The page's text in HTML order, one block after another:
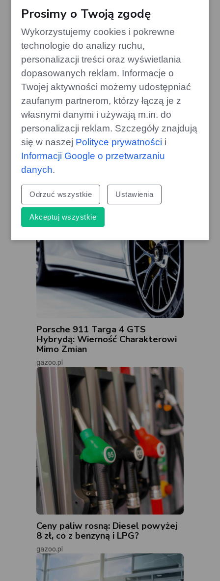
Drewno, których lepiej unikać w
kominku – mogą uszkodzić komin
edithome.pl
Porsche 911 Targa 4 GTS
Hybrydą: Wierność Charakterowi
Mimo Zmian
gazoo.pl
Ceny paliw rosną: Diesel powyżej
8 zł, co z benzyną i LPG?
gazoo.pl
Prosimy o Twoją zgodę
Wykorzystujemy cookies i pokrewne
technologie do analizy ruchu,
personalizacji treści oraz wyświetlania
dopasowanych reklam. Informacje o
Twojej aktywności możemy udostępniać
zaufanym partnerom, którzy łączą je z
własnymi danymi i używają m.in. do
personalizacji reklam. Szczegóły znajdują
się w naszej Polityce prywatności i
Informacji Google o przetwarzaniu
danych.
Odrzuć wszystkie Ustawienia
Akceptuj wszystkie